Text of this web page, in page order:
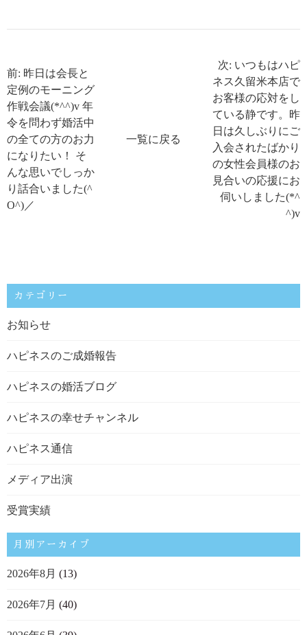
前: 昨日は会長と
定例のモーニング
作戦会議(*^^)v 年
令を問わず婚活中
の全ての方のお力
になりたい！ そ
んな思いでしっか
り話合いました(^
O^)／
一覧に戻る
次: いつもはハピ
ネス久留米本店で
お客様の応対をし
ている静です。昨
日は久しぶりにご
入会されたばかり
の女性会員様のお
見合いの応援にお
伺いしました(*^
^)v
カテゴリー
お知らせ
ハピネスのご成婚報告
ハピネスの婚活ブログ
ハピネスの幸せチャンネル
ハピネス通信
メディア出演
受賞実績
月別アーカイブ
2026年8月 (13)
2026年7月 (40)